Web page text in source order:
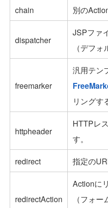
chain
別の
dispatcher
JSPファ
（デフォ
freemarker
汎用テン
リングす
httpheader
HTTPレ
す。
redirect
指定の
redirectAction
Actionに
（フォ